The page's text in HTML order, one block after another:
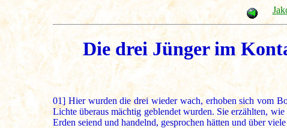
Die drei Jünger im
01]Hier wurden die drei wieder wach, erhoben sich vom
Lichte überaus mächtig geblendet wurden. Sie erzählten,
Erden seiend und handelnd, gesprochen hätten und über